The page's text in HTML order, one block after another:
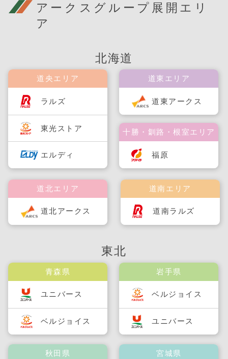
アークスグループ展開エリ
ア
北海道
道央エリア
ラルズ
東光ストア
エルディ
道南エリア
道南ラルズ
道北エリア
道北アークス
道東エリア
道東アークス
十勝・釧路・根室エリア
福原
東北
青森県
ユニバース
ベルジョイス
秋田県
岩手県
ベルジョイス
ユニバース
宮城県